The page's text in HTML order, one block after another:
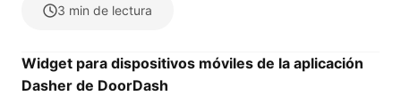
3 min de lectura
Widget para dispositivos móviles de la aplicación
Dasher de DoorDash